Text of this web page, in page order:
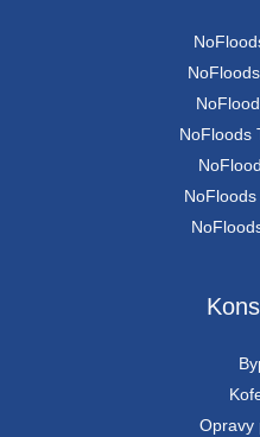
NoFloods
Opravy